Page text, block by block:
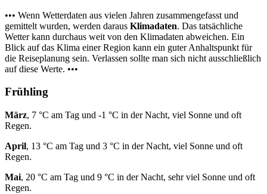
••• Wenn Wetterdaten aus vielen Jahren zusammengefasst und
gemittelt wurden, werden daraus Klimadaten. Das tatsächliche
Wetter kann durchaus weit von den Klimadaten abweichen. Ein
Blick auf das Klima einer Region kann ein guter Anhaltspunkt für
die Reiseplanung sein. Verlassen sollte man sich nicht ausschließlich
auf diese Werte. •••
Frühling
März, 7 °C am Tag und -1 °C in der Nacht, viel Sonne und oft
Regen.
April, 13 °C am Tag und 3 °C in der Nacht, viel Sonne und oft
Regen.
Mai, 20 °C am Tag und 9 °C in der Nacht, sehr viel Sonne und oft
Regen.